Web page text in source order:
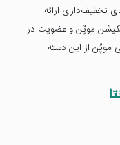
تخفیف‌داری ارائه
موپُن و عضویت در
موپُن از این دسته